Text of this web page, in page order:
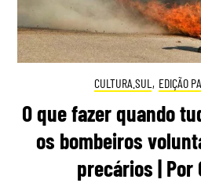
CULTURA.SUL , EDIÇÃO
O que fazer quando
os bombeiros
precários | Por